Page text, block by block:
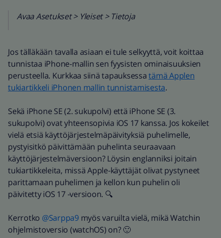
Avaa Asetukset > Yleiset > Tietoja
Jos tälläkään tavalla asiaan ei tule selkyyttä, voit koittaa
tunnistaa iPhone-mallin sen fyysisten ominaisuuksien
perusteella. Kurkkaa siinä tapauksessatämä Applen
tukiartikkeli iPhonen mallin tunnistamisesta.
Sekä iPhone SE (2. sukupolvi) että iPhone SE (3.
sukupolvi) ovat yhteensopivia iOS 17 kanssa. Jos kokeilet
vielä etsiä käyttöjärjestelmäpäivityksiä puhelimelle,
pystyisitkö päivittämään puhelinta seuraavaan
käyttöjärjestelmäversioon? Löysin englanniksi joitain
tukiartikkeleita, missä Apple-käyttäjät olivat pystyneet
parittamaan puhelimen ja kellon kun puhelin oli
päivitetty iOS 17 -versioon. 🔍
Kerrotko @Sarppa9myös varuilta vielä, mikä Watchin
ohjelmistoversio (watchOS) on? 🙂